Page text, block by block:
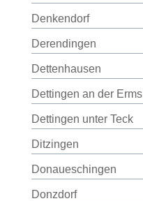
Denkendorf
Derendingen
Dettenhausen
Dettingen an der Erms
Dettingen unter Teck
Ditzingen
Donaueschingen
Donzdorf